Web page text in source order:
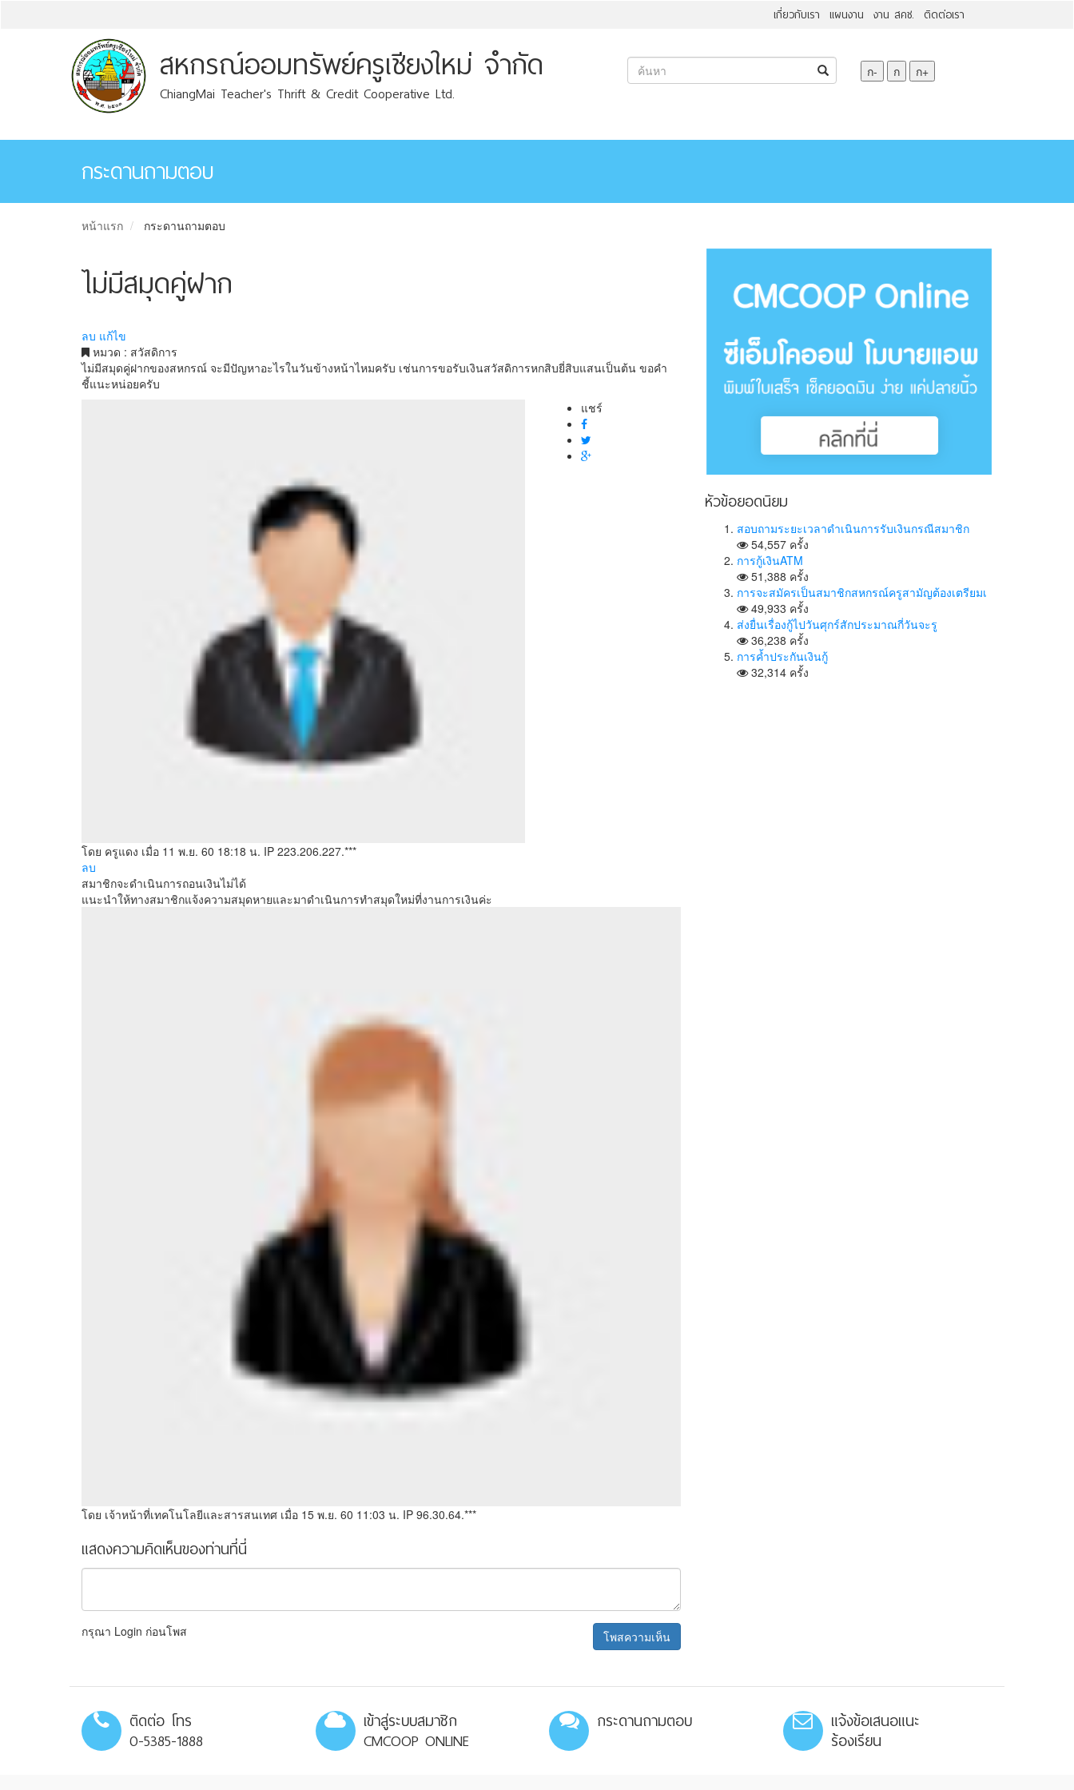
เกี่ยวกับเรา แผนงาน งาน สคช. ติดต่อเรา
สหกรณ์ออมทรัพย์ครูเชียงใหม่ จำกัด
ChiangMai Teacher's Thrift & Credit Cooperative Ltd.
ก- ก ก+
กระดานถามตอบ
หน้าแรก กระดานถามตอบ
ไม่มีสมุดคู่ฝาก
ลบ แก้ไข
หมวด : สวัสดิการ
ไม่มีสมุดคู่ฝากของสหกรณ์ จะมีปัญหาอะไรในวันข้างหน้าไหมครับ เช่นการขอรับเงินสวัสดิการหกสิบยี่สิบแสนเป็นต้น ขอคำ
ชี้แนะหน่อยครับ
โดย ครูแดง เมื่อ 11 พ.ย. 60 18:18 น. IP 223.206.227.***
แชร์
ลบ
สมาชิกจะดำเนินการถอนเงินไม่ได้
แนะนำให้ทางสมาชิกแจ้งความสมุดหายและมาดำเนินการทำสมุดใหม่ที่งานการเงินค่ะ
โดย เจ้าหน้าที่เทคโนโลยีและสารสนเทศ เมื่อ 15 พ.ย. 60 11:03 น. IP 96.30.64.***
แสดงความคิดเห็นของท่านที่นี่
กรุณา Login ก่อนโพส
หัวข้อยอดนิยม
สอบถามระยะเวลาดำเนินการรับเงินกรณีสมาชิก
54,557 ครั้ง
การกู้เงินATM
51,388 ครั้ง
การจะสมัครเป็นสมาชิกสหกรณ์ครูสามัญต้องเตรียมเ
49,933 ครั้ง
ส่งยื่นเรื่องกู้ไปวันศุกร์สักประมาณกี่วันจะรู
36,238 ครั้ง
การค้ำประกันเงินกู้
32,314 ครั้ง
ติดต่อ โทร
0-5385-1888
เข้าสู่ระบบสมาชิก
CMCOOP ONLINE
กระดานถามตอบ แจ้งข้อเสนอแนะ
ร้องเรียน